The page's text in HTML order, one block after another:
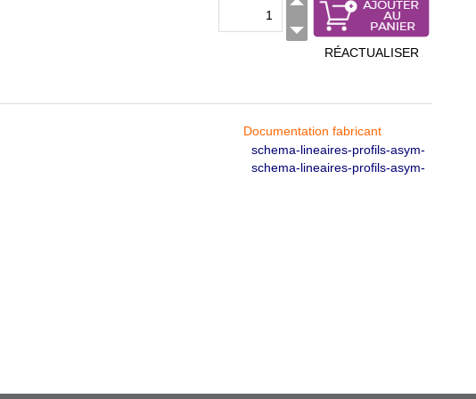
RÉACTUALISER
Documentation fabricant
schema-lineaires-profils-asym-
schema-lineaires-profils-asym-